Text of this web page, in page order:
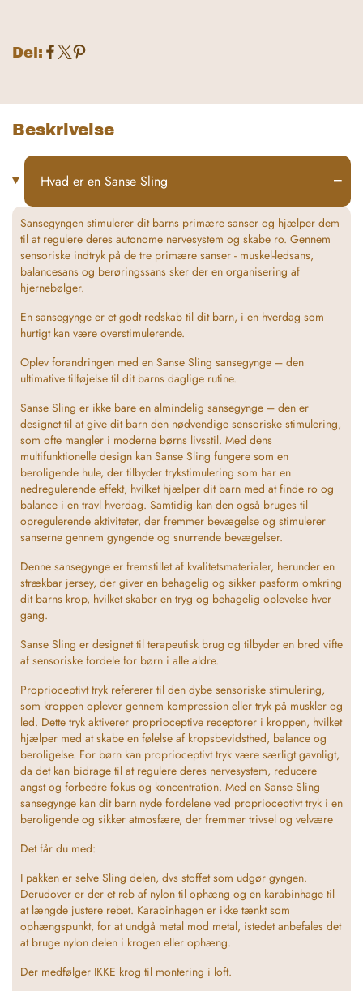
Del:
å
c
b
o
o
k
å å
n
e
r
e
s
t
Beskrivelse
Hvad er en Sanse Sling −
Sansegyngen stimulerer dit barns primære sanser og hjælper dem
til at regulere deres autonome nervesystem og skabe ro. Gennem
sensoriske indtryk på de tre primære sanser - muskel-ledsans,
balancesans og berøringssans sker der en organisering af
hjernebølger.
En sansegynge er et godt redskab til dit barn, i en hverdag som
hurtigt kan være overstimulerende.
Oplev forandringen med en Sanse Sling sansegynge – den
ultimative tilføjelse til dit barns daglige rutine.
Sanse Sling er ikke bare en almindelig sansegynge – den er
designet til at give dit barn den nødvendige sensoriske stimulering,
som ofte mangler i moderne børns livsstil. Med dens
multifunktionelle design kan Sanse Sling fungere som en
beroligende hule, der tilbyder trykstimulering som har en
nedregulerende effekt, hvilket hjælper dit barn med at finde ro og
balance i en travl hverdag. Samtidig kan den også bruges til
opregulerende aktiviteter, der fremmer bevægelse og stimulerer
sanserne gennem gyngende og snurrende bevægelser.
Denne sansegynge er fremstillet af kvalitetsmaterialer, herunder en
strækbar jersey, der giver en behagelig og sikker pasform omkring
dit barns krop, hvilket skaber en tryg og behagelig oplevelse hver
gang.
Sanse Sling er designet til terapeutisk brug og tilbyder en bred vifte
af sensoriske fordele for børn i alle aldre.
Proprioceptivt tryk refererer til den dybe sensoriske stimulering,
som kroppen oplever gennem kompression eller tryk på muskler og
led. Dette tryk aktiverer proprioceptive receptorer i kroppen, hvilket
hjælper med at skabe en følelse af kropsbevidsthed, balance og
beroligelse. For børn kan proprioceptivt tryk være særligt gavnligt,
da det kan bidrage til at regulere deres nervesystem, reducere
angst og forbedre fokus og koncentration. Med en Sanse Sling
sansegynge kan dit barn nyde fordelene ved proprioceptivt tryk i en
beroligende og sikker atmosfære, der fremmer trivsel og velvære
Det får du med:
I pakken er selve Sling delen, dvs stoffet som udgør gyngen.
Derudover er der et reb af nylon til ophæng og en karabinhage til
at længde justere rebet. Karabinhagen er ikke tænkt som
ophængspunkt, for at undgå metal mod metal, istedet anbefales det
at bruge nylon delen i krogen eller ophæng.
Der medfølger IKKE krog til montering i loft.